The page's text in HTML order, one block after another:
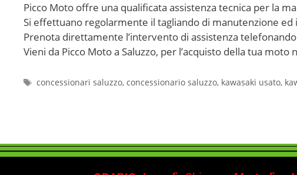
Picco Moto offre una qualificata assistenza tecnica per la
Si effettuano regolarmente il tagliando di manutenzione
Prenota direttamente l’intervento di assistenza
Vieni da Picco Moto a Saluzzo, per l’acquisto della tua
concessionari saluzzo, concessionario saluzzo, kawasaki usato,